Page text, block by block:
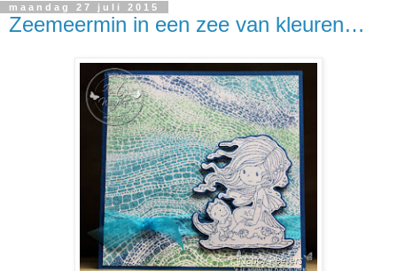
maandag 27 juli 2015
Zeemeermin in een zee van kleuren…